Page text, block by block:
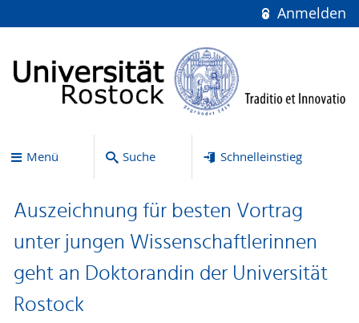
Anmelden
Menü Suche Schnelleinstieg
Auszeichnung für besten Vortrag
unter jungen Wissenschaftlerinnen
geht an Doktorandin der Universität
Rostock